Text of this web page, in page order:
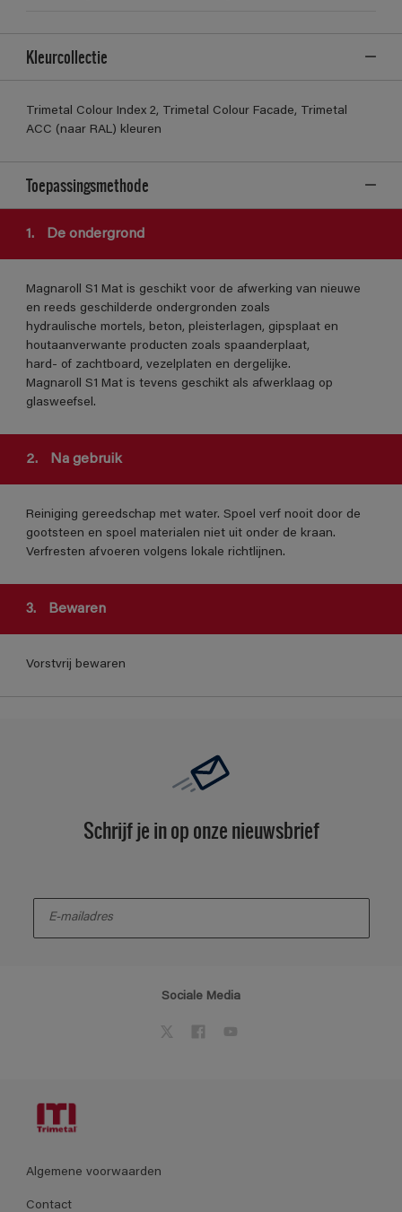
Kleurcollectie
Trimetal Colour Index 2, Trimetal Colour Facade, Trimetal
ACC (naar RAL) kleuren
Toepassingsmethode
1. De ondergrond
Magnaroll S1 Mat is geschikt voor de afwerking van nieuwe
en reeds geschilderde ondergronden zoals
hydraulische mortels, beton, pleisterlagen, gipsplaat en
houtaanverwante producten zoals spaanderplaat,
hard- of zachtboard, vezelplaten en dergelijke.
Magnaroll S1 Mat is tevens geschikt als afwerklaag op
glasweefsel.
2. Na gebruik
Reiniging gereedschap met water. Spoel verf nooit door de
gootsteen en spoel materialen niet uit onder de kraan.
Verfresten afvoeren volgens lokale richtlijnen.
3. Bewaren
Vorstvrij bewaren
Schrijf je in op onze nieuwsbrief
Sociale Media
Algemene voorwaarden
Contact